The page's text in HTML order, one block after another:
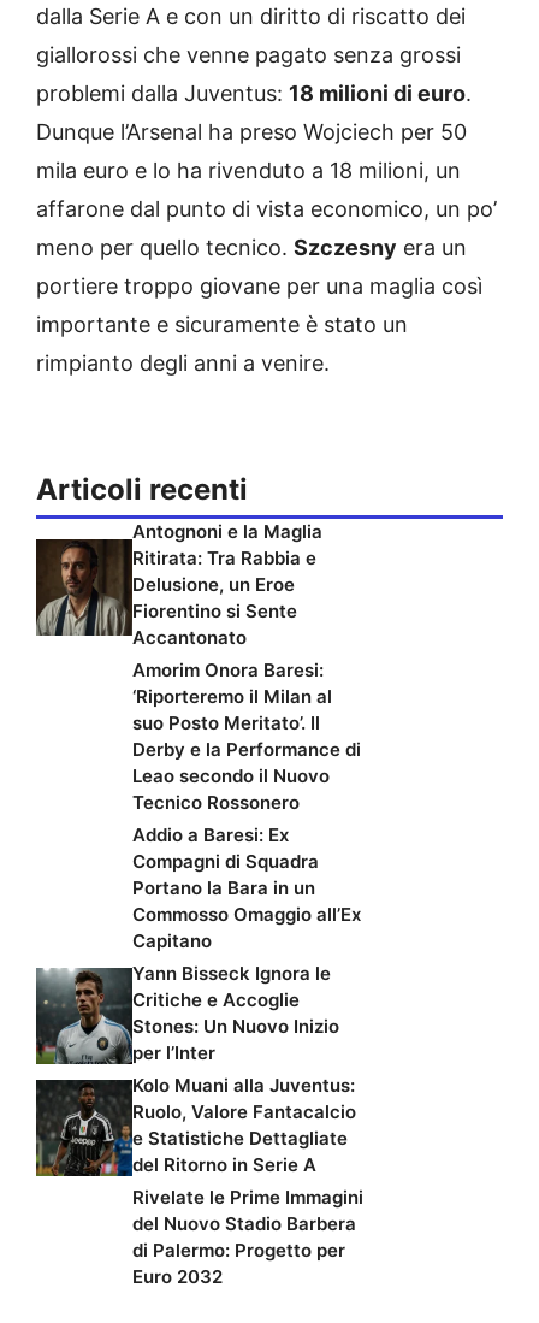
dalla Serie A e con un diritto di riscatto dei
giallorossi che venne pagato senza grossi
problemi dalla Juventus: 18 milioni di euro.
Dunque l’Arsenal ha preso Wojciech per 50
mila euro e lo ha rivenduto a 18 milioni, un
affarone dal punto di vista economico, un po’
meno per quello tecnico. Szczesny era un
portiere troppo giovane per una maglia così
importante e sicuramente è stato un
rimpianto degli anni a venire.
Articoli recenti
Antognoni e la Maglia
Ritirata: Tra Rabbia e
Delusione, un Eroe
Fiorentino si Sente
Accantonato
Amorim Onora Baresi:
‘Riporteremo il Milan al
suo Posto Meritato’. Il
Derby e la Performance di
Leao secondo il Nuovo
Tecnico Rossonero
Addio a Baresi: Ex
Compagni di Squadra
Portano la Bara in un
Commosso Omaggio all’Ex
Capitano
Yann Bisseck Ignora le
Critiche e Accoglie
Stones: Un Nuovo Inizio
per l’Inter
Kolo Muani alla Juventus:
Ruolo, Valore Fantacalcio
e Statistiche Dettagliate
del Ritorno in Serie A
Rivelate le Prime Immagini
del Nuovo Stadio Barbera
di Palermo: Progetto per
Euro 2032